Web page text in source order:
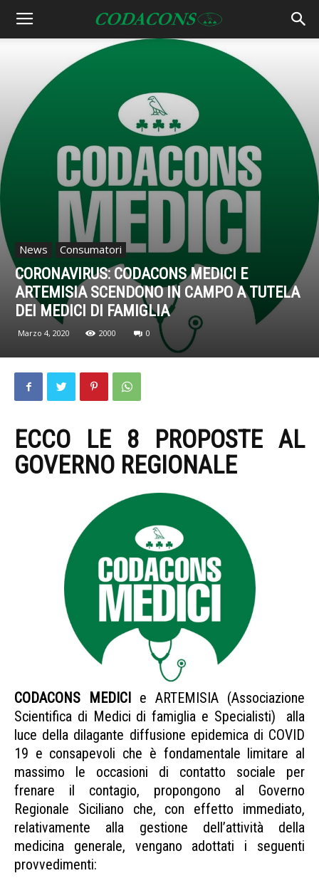
News Consumatori
CORONAVIRUS: CODACONS MEDICI E
ARTEMISIA SCENDONO IN CAMPO A TUTELA
DEI MEDICI DI FAMIGLIA
Marzo 4, 2020 2000 0
ECCO LE 8 PROPOSTE AL
GOVERNO REGIONALE
CODACONS MEDICI e ARTEMISIA (Associazione
Scientifica di Medici di famiglia e Specialisti) alla
luce della dilagante diffusione epidemica di COVID
19 e consapevoli che è fondamentale limitare al
massimo le occasioni di contatto sociale per
frenare il contagio, propongono al Governo
Regionale Siciliano che, con effetto immediato,
relativamente alla gestione dell’attività della
medicina generale, vengano adottati i seguenti
provvedimenti: